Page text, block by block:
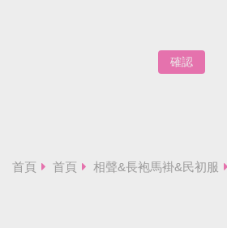
確認
首頁 首頁 相聲&長袍馬褂&民初服